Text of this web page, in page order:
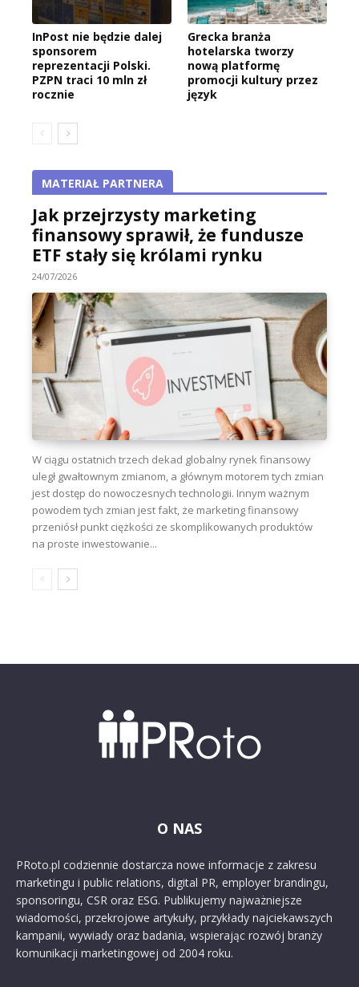
InPost nie będzie dalej
sponsorem
reprezentacji Polski.
PZPN traci 10 mln zł
rocznie
Grecka branża
hotelarska tworzy
nową platformę
promocji kultury przez
język
MATERIAŁ PARTNERA
Jak przejrzysty marketing
finansowy sprawił, że fundusze
ETF stały się królami rynku
24/07/2026
W ciągu ostatnich trzech dekad globalny rynek finansowy
uległ gwałtownym zmianom, a głównym motorem tych zmian
jest dostęp do nowoczesnych technologii. Innym ważnym
powodem tych zmian jest fakt, że marketing finansowy
przeniósł punkt ciężkości ze skomplikowanych produktów
na proste inwestowanie...
O NAS
PRoto.pl codziennie dostarcza nowe informacje z zakresu
marketingu i public relations, digital PR, employer brandingu,
sponsoringu, CSR oraz ESG. Publikujemy najważniejsze
wiadomości, przekrojowe artykuły, przykłady najciekawszych
kampanii, wywiady oraz badania, wspierając rozwój branży
komunikacji marketingowej od 2004 roku.